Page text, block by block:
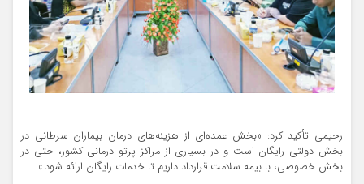
رحیمی تأکید کرد: «بخش عمده‌ای از هزینه‌های درمان بیماران سرطانی در
بخش دولتی رایگان است و در بسیاری از مراکز پرتو درمانی کشور، حتی در
بخش خصوصی، با بیمه سلامت قرارداد داریم تا خدمات رایگان ارائه شود.»